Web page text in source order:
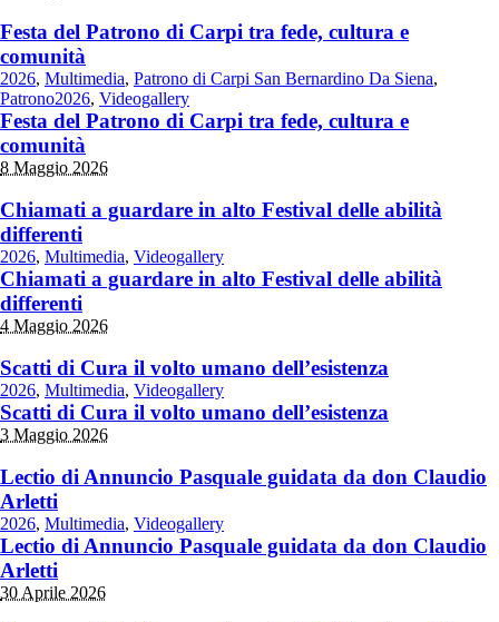
Festa del Patrono di Carpi tra fede, cultura e
comunità
2026, Multimedia, Patrono di Carpi San Bernardino Da Siena,
Patrono2026, Videogallery
Festa del Patrono di Carpi tra fede, cultura e
comunità
8 Maggio 2026
Chiamati a guardare in alto Festival delle abilità
differenti
2026, Multimedia, Videogallery
Chiamati a guardare in alto Festival delle abilità
differenti
4 Maggio 2026
Scatti di Cura il volto umano dell’esistenza
2026, Multimedia, Videogallery
Scatti di Cura il volto umano dell’esistenza
3 Maggio 2026
Lectio di Annuncio Pasquale guidata da don Claudio
Arletti
2026, Multimedia, Videogallery
Lectio di Annuncio Pasquale guidata da don Claudio
Arletti
30 Aprile 2026